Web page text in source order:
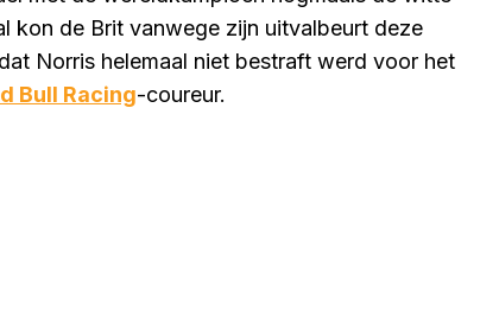
kon de Brit vanwege zijn uitvalbeurt deze
Norris helemaal niet bestraft werd voor het
Bull Racing-coureur.